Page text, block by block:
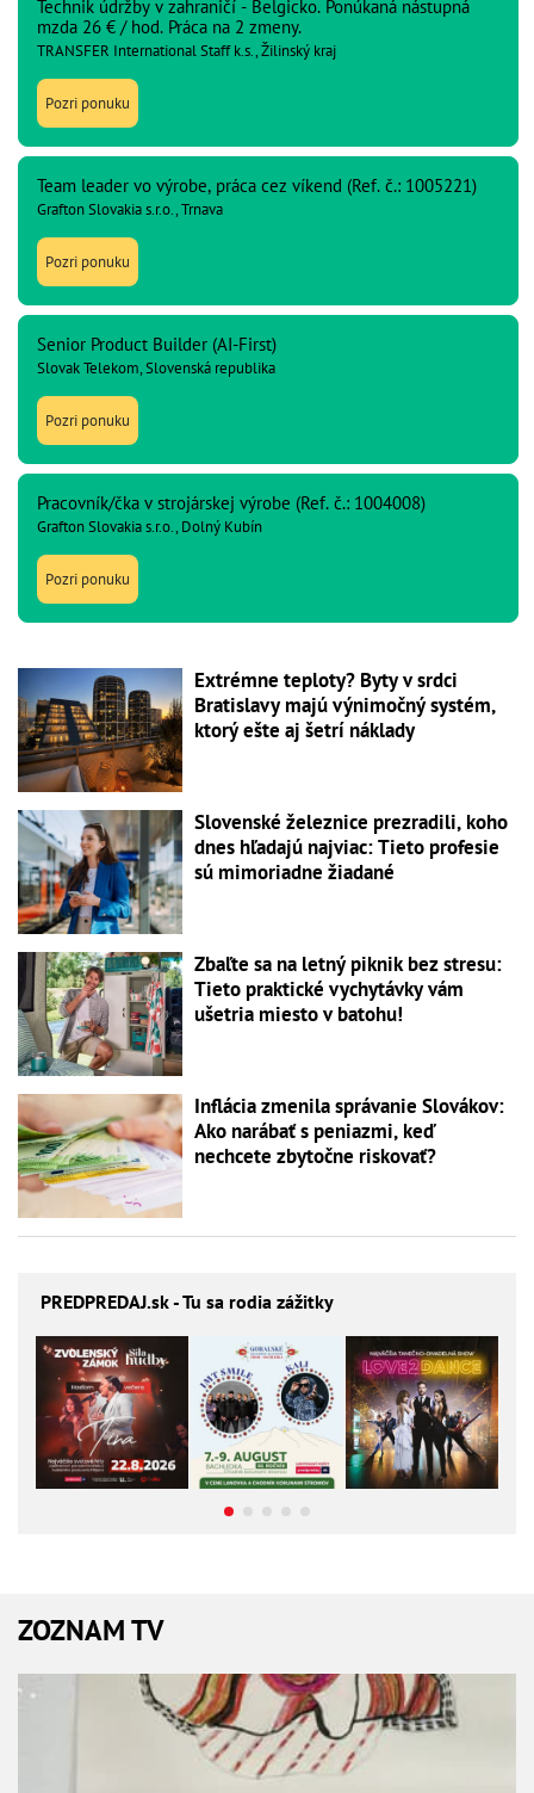
Technik údržby v zahraničí - Belgicko. Ponúkaná nástupná
mzda 26 € / hod. Práca na 2 zmeny.
TRANSFER International Staff k.s., Žilinský kraj
Pozri ponuku
Team leader vo výrobe, práca cez víkend (Ref. č.: 1005221)
Grafton Slovakia s.r.o., Trnava
Pozri ponuku
Senior Product Builder (AI-First)
Slovak Telekom, Slovenská republika
Pozri ponuku
Pracovník/čka v strojárskej výrobe (Ref. č.: 1004008)
Grafton Slovakia s.r.o., Dolný Kubín
Pozri ponuku
Extrémne teploty? Byty v srdci
Bratislavy majú výnimočný systém,
ktorý ešte aj šetrí náklady
Slovenské železnice prezradili, koho
dnes hľadajú najviac: Tieto profesie
sú mimoriadne žiadané
Zbaľte sa na letný piknik bez stresu:
Tieto praktické vychytávky vám
ušetria miesto v batohu!
Inflácia zmenila správanie Slovákov:
Ako narábať s peniazmi, keď
nechcete zbytočne riskovať?
PREDPREDAJ.sk - Tu sa rodia zážitky
ZOZNAM TV